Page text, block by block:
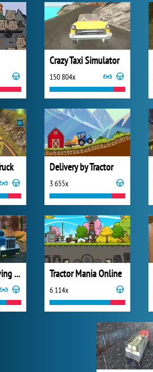
Crazy Taxi Simulator
150 804x
Delivery by Tractor
3 655x
18 Wheeler Driving Sim Tractor Mania Online
6 114x